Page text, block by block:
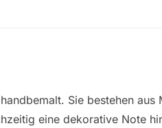
Sie bestehen aus
eine dekorative Note